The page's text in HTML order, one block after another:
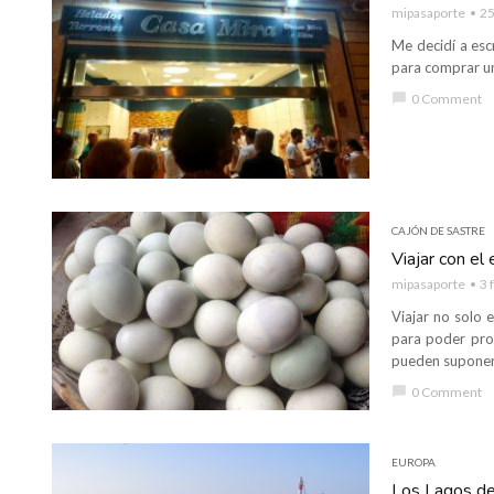
mipasaporte
Me decidí a
para comprar
chat_bubble 0 Comment
CAJÓN DE SASTRE
Viajar con el
mipasaporte 3
Viajar no solo
para poder
pueden
chat_bubble 0 Comment
EUROPA